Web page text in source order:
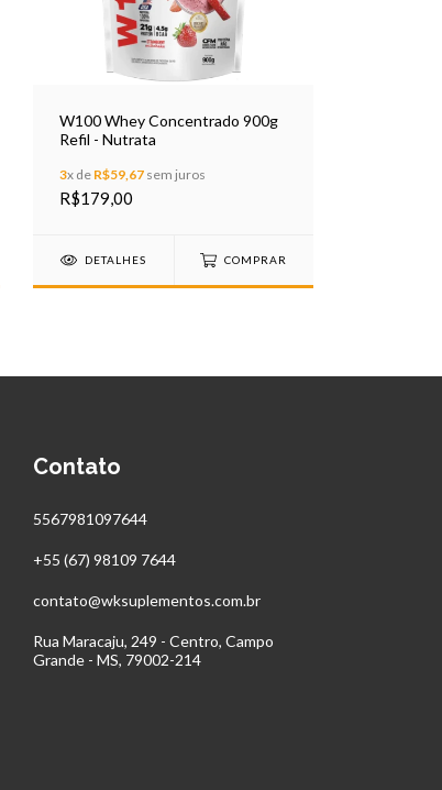
W100 Whey Concentrado 900g
Refil - Nutrata
3x de R$59,67 sem juros
R$179,00
DETALHES COMPRAR
Contato
5567981097644
+55 (67) 98109 7644
contato@wksuplementos.com.br
Rua Maracaju, 249 - Centro, Campo
Grande - MS, 79002-214